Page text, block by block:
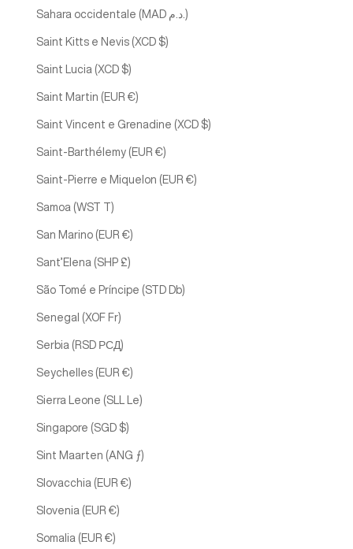
Sahara occidentale (MAD د.م.)
Saint Kitts e Nevis (XCD $)
Saint Lucia (XCD $)
Saint Martin (EUR €)
Saint Vincent e Grenadine (XCD $)
Saint-Barthélemy (EUR €)
Saint-Pierre e Miquelon (EUR €)
Samoa (WST T)
San Marino (EUR €)
Sant’Elena (SHP £)
São Tomé e Príncipe (STD Db)
Senegal (XOF Fr)
Serbia (RSD РСД)
Seychelles (EUR €)
Sierra Leone (SLL Le)
Singapore (SGD $)
Sint Maarten (ANG ƒ)
Slovacchia (EUR €)
Slovenia (EUR €)
Somalia (EUR €)